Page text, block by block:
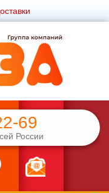
69
России